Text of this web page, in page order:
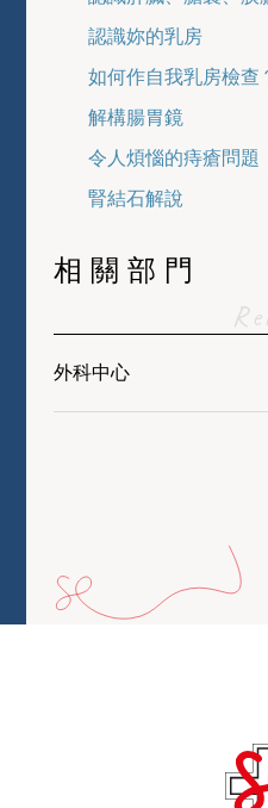
認識妳的乳房
如何作自我乳房檢查
解構腸胃鏡
令人煩惱的痔瘡問題
腎結石解說
相關部門
外科中心